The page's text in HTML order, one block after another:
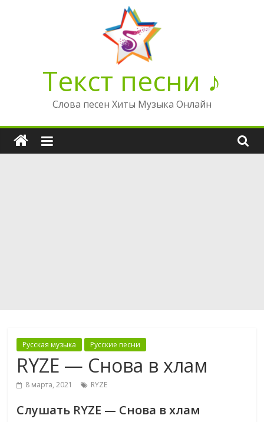
Текст песни ♪
Слова песен Хиты Музыка Онлайн
Русская музыка Русские песни
RYZE — Снова в хлам
8 марта, 2021 RYZE
Слушать RYZE — Снова в хлам